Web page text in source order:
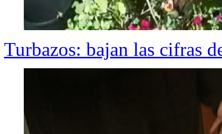
Turbazos: bajan las cifras